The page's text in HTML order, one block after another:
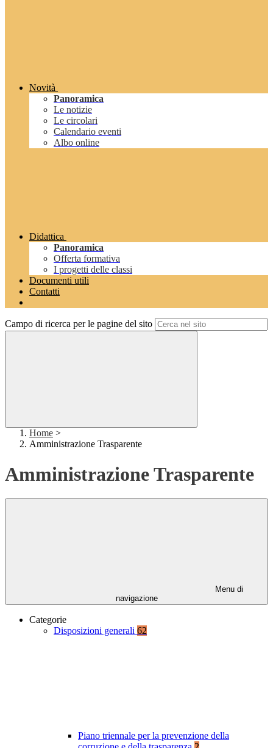
Novità
Panoramica
Le notizie
Le circolari
Calendario eventi
Albo online
Didattica
Panoramica
Offerta formativa
I progetti delle classi
Documenti utili
Contatti
Campo di ricerca per le pagine del sito
Home >
Amministrazione Trasparente
Amministrazione Trasparente
Menu di
navigazione
Categorie
Disposizioni generali 62
Piano triennale per la prevenzione della